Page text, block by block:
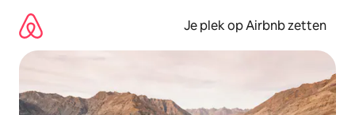
direct
naar
inhoud
Je plek op Airbnb zetten